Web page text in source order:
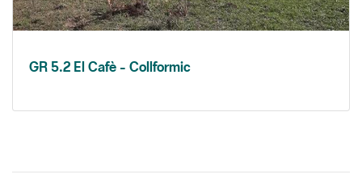
GR 5.2 El Cafè - Collformic